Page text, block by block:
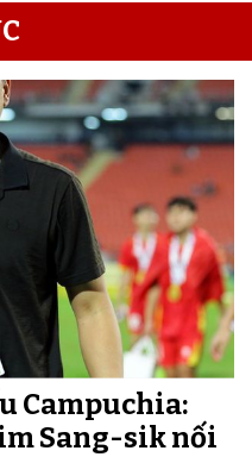
Campuchia:
Sang-sik nối